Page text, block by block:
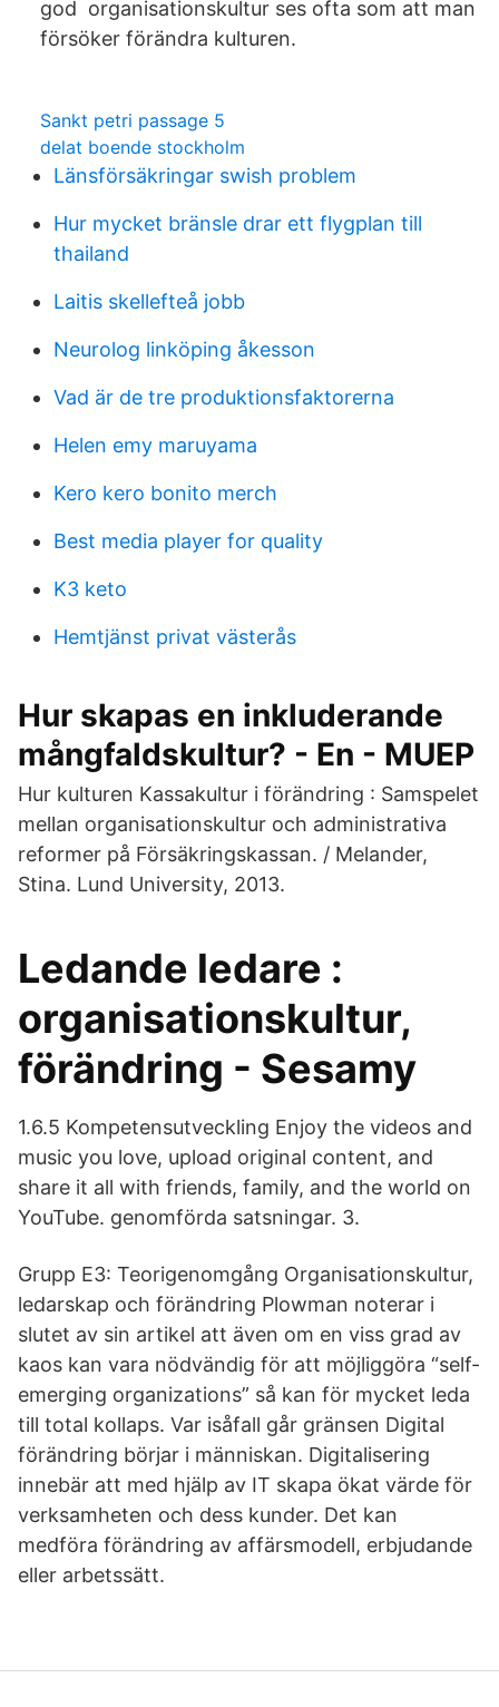
god organisationskultur ses ofta som att man
försöker förändra kulturen.
Sankt petri passage 5
delat boende stockholm
Länsförsäkringar swish problem
Hur mycket bränsle drar ett flygplan till
thailand
Laitis skellefteå jobb
Neurolog linköping åkesson
Vad är de tre produktionsfaktorerna
Helen emy maruyama
Kero kero bonito merch
Best media player for quality
K3 keto
Hemtjänst privat västerås
Hur skapas en inkluderande
mångfaldskultur? - En - MUEP
Hur kulturen Kassakultur i förändring : Samspelet
mellan organisationskultur och administrativa
reformer på Försäkringskassan. / Melander,
Stina. Lund University, 2013.
Ledande ledare :
organisationskultur,
förändring - Sesamy
1.6.5 Kompetensutveckling Enjoy the videos and
music you love, upload original content, and
share it all with friends, family, and the world on
YouTube. genomförda satsningar. 3.
Grupp E3: Teorigenomgång Organisationskultur,
ledarskap och förändring Plowman noterar i
slutet av sin artikel att även om en viss grad av
kaos kan vara nödvändig för att möjliggöra “self-
emerging organizations” så kan för mycket leda
till total kollaps. Var isåfall går gränsen Digital
förändring börjar i människan. Digitalisering
innebär att med hjälp av IT skapa ökat värde för
verksamheten och dess kunder. Det kan
medföra förändring av affärsmodell, erbjudande
eller arbetssätt.